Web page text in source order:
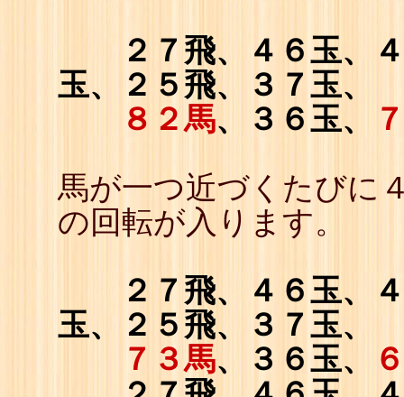
２７飛、４６玉、
玉、２５飛、３７玉、
８２馬、３６玉、
馬が一つ近づくたびに
の回転が入ります。
２７飛、４６玉、
玉、２５飛、３７玉、
７３馬、３６玉、